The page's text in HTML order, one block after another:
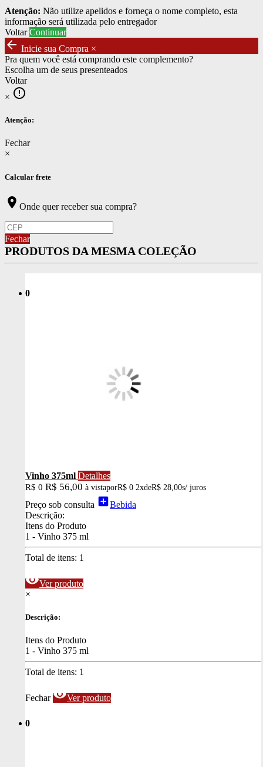
Atenção: Não utilize apelidos e forneça o nome completo, esta
informação será utilizada pelo entregador
Voltar Continuar
arrow_back Inicie sua Compra ×
Pra quem você está comprando este complemento?
Escolha um de seus presenteados
Voltar
× error_outline
Atenção:
Fechar
×
Calcular frete
location_on Onde quer receber sua compra?
Fechar
PRODUTOS DA MESMA COLEÇÃO
0
Vinho 375ml Detalhes
R$ 0 R$ 56,00 à vistaporR$ 0 2xdeR$ 28,00s/ juros
Preço sob consulta add_boxBebida
Descrição:
Itens do Produto
1 - Vinho 375 ml
Total de itens: 1
visibilityVer produto
×
Descrição:
Itens do Produto
1 - Vinho 375 ml
Total de itens: 1
Fechar visibilityVer produto
0